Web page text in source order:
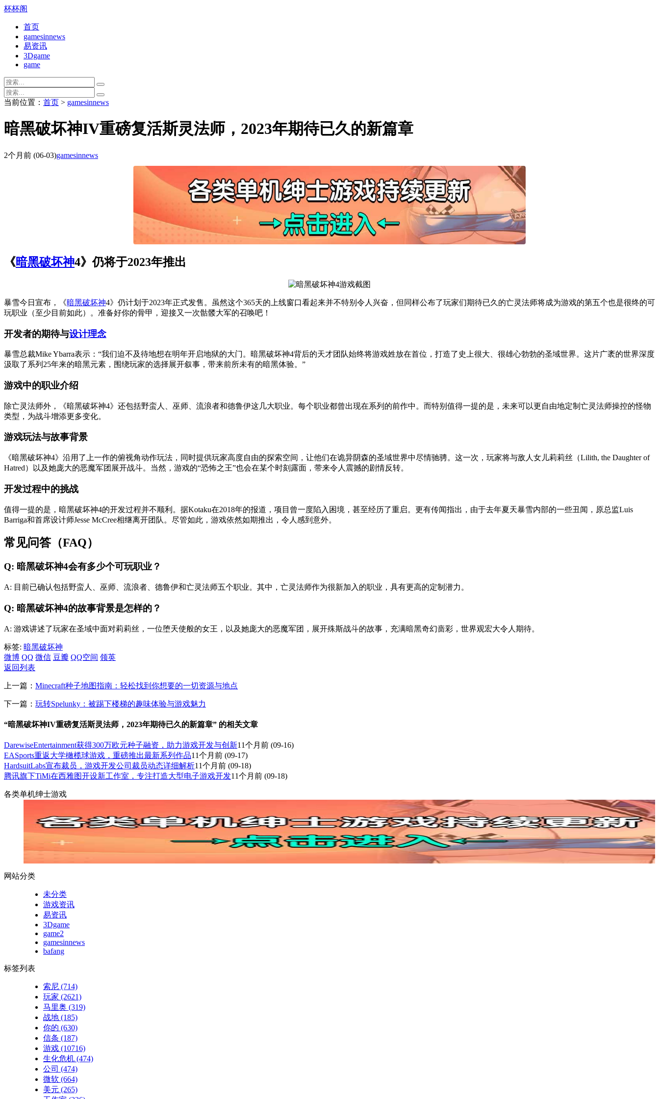
杯杯阁
首页
gamesinnews
易资讯
3Dgame
game
当前位置： 首页 > gamesinnews
暗黑破坏神IV重磅复活斯灵法师，2023年期待已久的新篇章
2个月前 (06-03)gamesinnews
《暗黑破坏神4》仍将于2023年推出
暴雪今日宣布，《暗黑破坏神4》仍计划于2023年正式发售。虽然这个365天的上线窗口看起来并不特别令人兴奋，但同样公布了玩家们期待已久的亡灵法师将成为游戏的第五个也是很终的可
玩职业（至少目前如此）。准备好你的骨甲，迎接又一次骷髅大军的召唤吧！
开发者的期待与设计理念
暴雪总裁Mike Ybarra表示：“我们迫不及待地想在明年开启地狱的大门。暗黑破坏神4背后的天才团队始终将游戏姓放在首位，打造了史上很大、很雄心勃勃的圣域世界。这片广袤的世界深度
汲取了系列25年来的暗黑元素，围绕玩家的选择展开叙事，带来前所未有的暗黑体验。”
游戏中的职业介绍
除亡灵法师外，《暗黑破坏神4》还包括野蛮人、巫师、流浪者和德鲁伊这几大职业。每个职业都曾出现在系列的前作中。而特别值得一提的是，未来可以更自由地定制亡灵法师操控的怪物
类型，为战斗增添更多变化。
游戏玩法与故事背景
《暗黑破坏神4》沿用了上一作的俯视角动作玩法，同时提供玩家高度自由的探索空间，让他们在诡异阴森的圣域世界中尽情驰骋。这一次，玩家将与敌人女儿莉莉丝（Lilith, the Daughter of
Hatred）以及她庞大的恶魔军团展开战斗。当然，游戏的“恐怖之王”也会在某个时刻露面，带来令人震撼的剧情反转。
开发过程中的挑战
值得一提的是，暗黑破坏神4的开发过程并不顺利。据Kotaku在2018年的报道，项目曾一度陷入困境，甚至经历了重启。更有传闻指出，由于去年夏天暴雪内部的一些丑闻，原总监Luis
Barriga和首席设计师Jesse McCree相继离开团队。尽管如此，游戏依然如期推出，令人感到意外。
常见问答（FAQ）
Q: 暗黑破坏神4会有多少个可玩职业？
A: 目前已确认包括野蛮人、巫师、流浪者、德鲁伊和亡灵法师五个职业。其中，亡灵法师作为很新加入的职业，具有更高的定制潜力。
Q: 暗黑破坏神4的故事背景是怎样的？
A: 游戏讲述了玩家在圣域中面对莉莉丝，一位堕天使般的女王，以及她庞大的恶魔军团，展开殊斯战斗的故事，充满暗黑奇幻啬彩，世界观宏大令人期待。
标签: 暗黑破坏神
微博 QQ 微信 豆瓣 QQ空间 领英
返回列表
上一篇： Minecraft种子地图指南：轻松找到你想要的一切资源与地点
下一篇： 玩转Spelunky：被踢下楼梯的趣味体验与游戏魅力
“暗黑破坏神IV重磅复活斯灵法师，2023年期待已久的新篇章” 的相关文章
DarewiseEntertainment获得300万欧元种子融资，助力游戏开发与创新11个月前 (09-16)
EASports重返大学橄榄球游戏，重磅推出最新系列作品11个月前 (09-17)
HardsuitLabs宣布裁员，游戏开发公司裁员动态详细解析11个月前 (09-18)
腾讯旗下TiMi在西雅图开设新工作室，专注打造大型电子游戏开发11个月前 (09-18)
各类单机绅士游戏
网站分类
未分类
游戏资讯
易资讯
3Dgame
game2
gamesinnews
bafang
标签列表
索尼 (714)
玩家 (2621)
马里奥 (319)
战地 (185)
你的 (630)
信条 (187)
游戏 (10716)
生化危机 (474)
公司 (474)
微软 (664)
美元 (265)